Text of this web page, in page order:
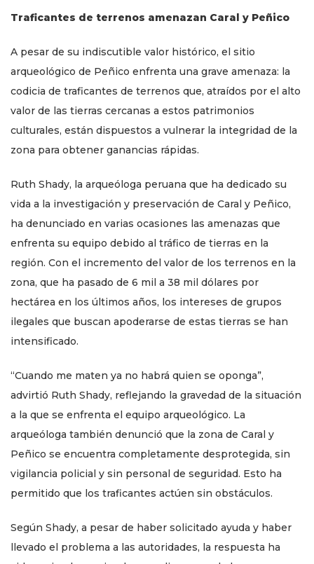
Traficantes de terrenos amenazan Caral y Peñico
A pesar de su indiscutible valor histórico, el sitio
arqueológico de Peñico enfrenta una grave amenaza: la
codicia de traficantes de terrenos que, atraídos por el alto
valor de las tierras cercanas a estos patrimonios
culturales, están dispuestos a vulnerar la integridad de la
zona para obtener ganancias rápidas.
Ruth Shady, la arqueóloga peruana que ha dedicado su
vida a la investigación y preservación de Caral y Peñico,
ha denunciado en varias ocasiones las amenazas que
enfrenta su equipo debido al tráfico de tierras en la
región. Con el incremento del valor de los terrenos en la
zona, que ha pasado de 6 mil a 38 mil dólares por
hectárea en los últimos años, los intereses de grupos
ilegales que buscan apoderarse de estas tierras se han
intensificado.
“Cuando me maten ya no habrá quien se oponga”,
advirtió Ruth Shady, reflejando la gravedad de la situación
a la que se enfrenta el equipo arqueológico. La
arqueóloga también denunció que la zona de Caral y
Peñico se encuentra completamente desprotegida, sin
vigilancia policial y sin personal de seguridad. Esto ha
permitido que los traficantes actúen sin obstáculos.
Según Shady, a pesar de haber solicitado ayuda y haber
llevado el problema a las autoridades, la respuesta ha